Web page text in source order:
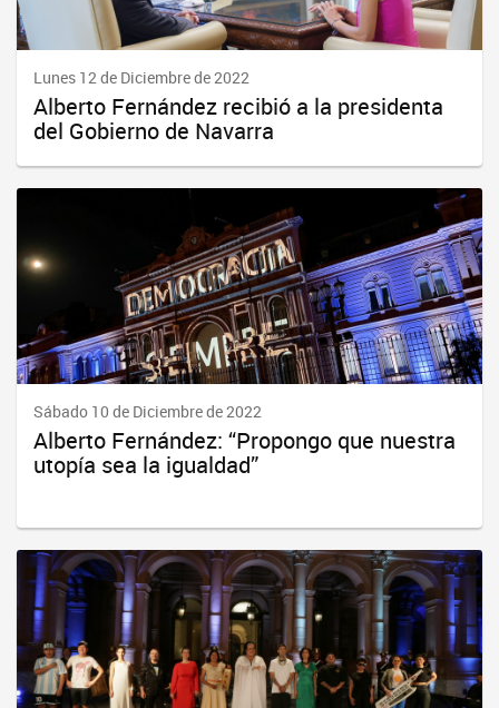
Lunes 12 de Diciembre de 2022
Alberto Fernández recibió a la presidenta
del Gobierno de Navarra
Sábado 10 de Diciembre de 2022
Alberto Fernández: “Propongo que nuestra
utopía sea la igualdad”